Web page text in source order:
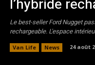
l’hybride
Le best-seller Ford Nugget
rechargeable. L'espace
Van Life News 24 août